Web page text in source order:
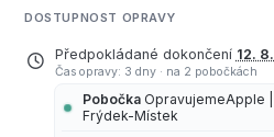
DOSTUPNOST OPRAVY
Předpokládané dokončení 12.
Čas opravy: 3 dny · na 2 pobočkách
Pobočka OpravujemeApple
Frýdek-Místek